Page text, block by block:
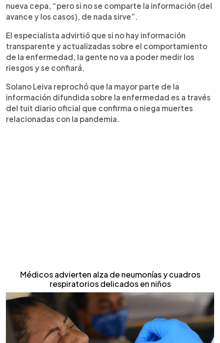
nueva cepa, “pero si no se comparte la información (del
avance y los casos), de nada sirve”.
El especialista advirtió que si no hay información
transparente y actualizadas sobre el comportamiento
de la enfermedad, la gente no va a poder medir los
riesgos y se confiará.
Solano Leiva reprochó que la mayor parte de la
información difundida sobre la enfermedad es a través
del tuit diario oficial que confirma o niega muertes
relacionadas con la pandemia.
Médicos advierten alza de neumonías y cuadros
respiratorios delicados en niños